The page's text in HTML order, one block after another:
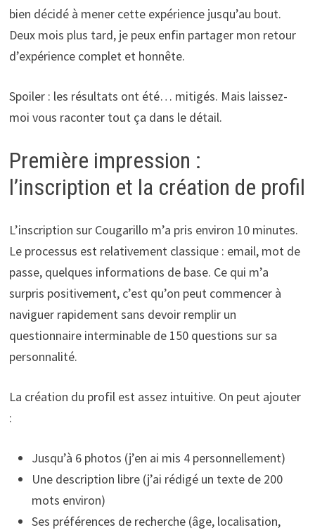
bien décidé à mener cette expérience jusqu’au bout.
Deux mois plus tard, je peux enfin partager mon retour
d’expérience complet et honnête.
Spoiler : les résultats ont été… mitigés. Mais laissez-
moi vous raconter tout ça dans le détail.
Première impression :
l’inscription et la création de profil
L’inscription sur Cougarillo m’a pris environ 10 minutes.
Le processus est relativement classique : email, mot de
passe, quelques informations de base. Ce qui m’a
surpris positivement, c’est qu’on peut commencer à
naviguer rapidement sans devoir remplir un
questionnaire interminable de 150 questions sur sa
personnalité.
La création du profil est assez intuitive. On peut ajouter
:
Jusqu’à 6 photos (j’en ai mis 4 personnellement)
Une description libre (j’ai rédigé un texte de 200
mots environ)
Ses préférences de recherche (âge, localisation,